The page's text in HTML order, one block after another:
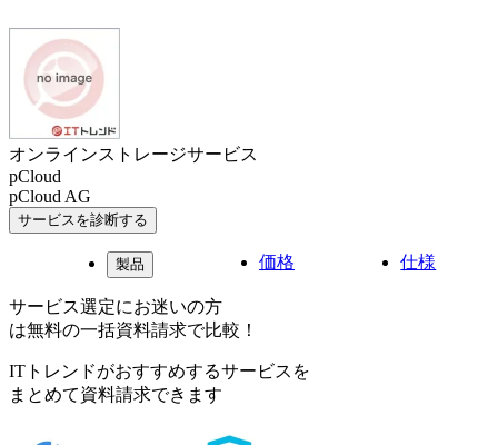
オンラインストレージサービス
pCloud
pCloud AG
サービスを診断する
製品 価格 仕様
サービス選定にお迷いの方
は無料の一括資料請求で比較！
ITトレンドがおすすめするサービスを
まとめて資料請求できます